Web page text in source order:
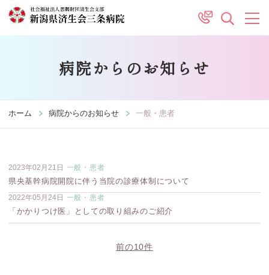
病院からのお知らせ
ホーム 病院からのお知らせ 一般・患者
2023年02月21日 一般・患者
県央基幹病院開院に伴う当院の診療体制について
2022年05月24日 一般・患者
「かかりつけ医」としての取り組みのご紹介
前の10件